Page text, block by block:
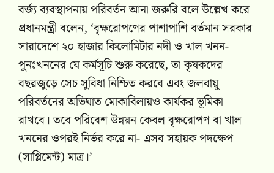
বর্জ্য ব্যবস্থাপনায় পরিবর্তন আনা জরুরি বলে উল্লেখ করে
প্রধানমন্ত্রী বলেন, ‘বৃক্ষরোপণের পাশাপাশি বর্তমান সরকার
সারাদেশে ২০ হাজার কিলোমিটার নদী ও খাল খনন-
পুনঃখননের যে কর্মসূচি শুরু করেছে, তা কৃষকদের
বছরজুড়ে সেচ সুবিধা নিশ্চিত করবে এবং জলবায়ু
পরিবর্তনের অভিঘাত মোকাবিলায়ও কার্যকর ভূমিকা
রাখবে। তবে পরিবেশ উন্নয়ন কেবল বৃক্ষরোপণ বা খাল
খননের ওপরই নির্ভর করে না- এসব সহায়ক পদক্ষেপ
(সাপ্লিমেন্ট) মাত্র।’